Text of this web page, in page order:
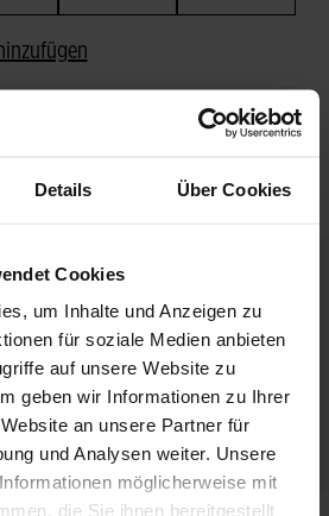
Details Über Cookies
Cookies
um Inhalte und Anzeigen zu
für soziale Medien anbieten
auf unsere Website zu
geben wir Informationen zu Ihrer
an unsere Partner für
und Analysen weiter. Unsere
möglicherweise mit
die Sie ihnen bereitgestellt